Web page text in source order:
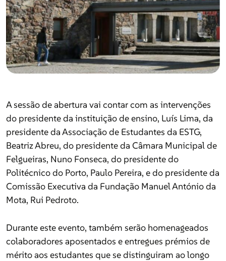
Portugal
Lazer
Brand Stories
Eleições Autárquicas 2025
Especial Freguesias
Opinião
presidente da Associação de Estudantes da ESTG,
Beatriz Abreu, do presidente da Câmara Municipal de
Felgueiras, Nuno Fonseca, do presidente do
Politécnico do Porto, Paulo Pereira, e do presidente da
Comissão Executiva da Fundação Manuel António da
Mota, Rui Pedroto.
Durante este evento, também serão homenageados
mérito aos estudantes que se distinguiram ao longo
do ano letivo.
A sessão de abertura vai contar com as intervenções
do presidente da instituição de ensino, Luís Lima, da
presidente da Associação de Estudantes da ESTG,
Beatriz Abreu, do presidente da Câmara Municipal de
Felgueiras, Nuno Fonseca, do presidente do
Politécnico do Porto, Paulo Pereira, e do presidente da
Comissão Executiva da Fundação Manuel António da
Mota, Rui Pedroto.
Durante este evento, também serão homenageados
colaboradores aposentados e entregues prémios de
mérito aos estudantes que se distinguiram ao longo